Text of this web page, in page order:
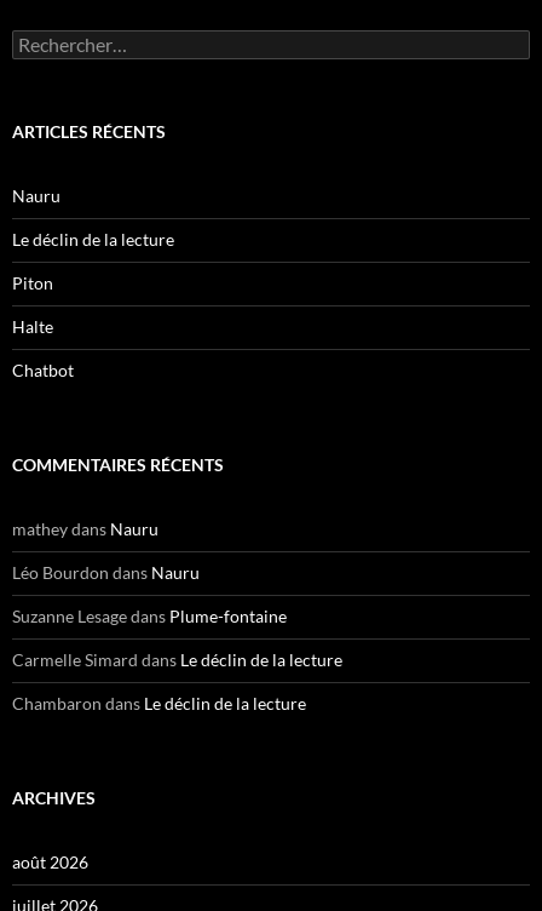
Rechercher :
ARTICLES RÉCENTS
Nauru
Le déclin de la lecture
Piton
Halte
Chatbot
COMMENTAIRES RÉCENTS
matheydans Nauru
Léo Bourdon dans Nauru
Suzanne Lesagedans Plume-fontaine
Carmelle Simard dans Le déclin de la lecture
Chambaron dans Le déclin de la lecture
ARCHIVES
août 2026
juillet 2026